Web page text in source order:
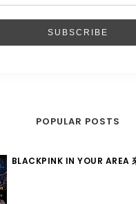
POPULAR POSTS
BLACKPINK IN YOUR AREA